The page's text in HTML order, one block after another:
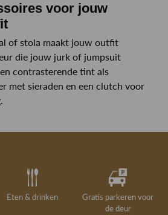
voor jouw
of stola maakt jouw outfit
die jouw jurk of jumpsuit
contrasterende tint als
met sieraden en een clutch voor
Eten & drinken
Gratis parkeren voor
de deur